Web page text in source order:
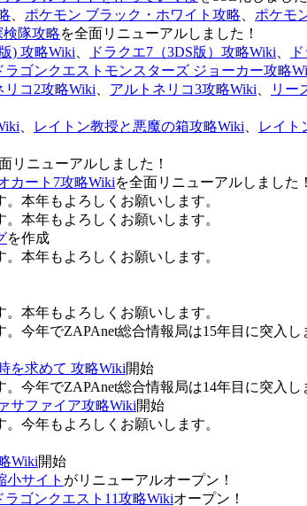
ポケモン ブラック・ホワイト攻略 ポケモ
隊攻略を全面リニューアルしました！
) 攻略Wiki ドラクエ7（3DS版）攻略Wiki
ラゴンクエストモンスターズ ジョーカー攻略
リコ2攻略Wiki アルトネリコ3攻略Wiki リー
レイトン教授と悪魔の箱攻略Wiki レイト
リニューアルしました！
カート7攻略Wikiを全面リニューアルしました
本年もよろしくお願いします。
本年もよろしくお願いします。
を作成
本年もよろしくお願いします。
本年もよろしくお願いします。
今年でZAPAnet総合情報局は15年目に突入し
を求めて 攻略Wiki開始
今年でZAPAnet総合情報局は14年目に突入し
サファイア攻略Wiki開始
今年もよろしくお願いします。
Wiki開始
小サイト がリニューアルオープン！
ラゴンクエスト11攻略Wikiオープン！